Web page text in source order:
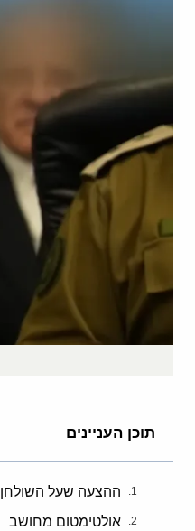
תוכן העניינים
ההצעה שעל השולחן
אולטימטום מחושב